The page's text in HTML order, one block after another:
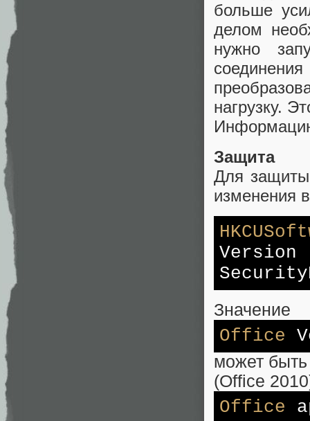
больше
делом
нужно
нагрузку.
Защита
Для защиты
изменения
Значение
Office
может
(Office
Office